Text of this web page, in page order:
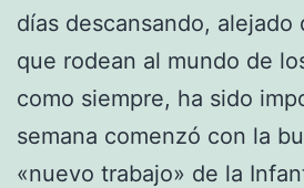
días descansando,
que rodean al mundo de
como siempre, ha sido
semana comenzó con la
«nuevo trabajo» de la